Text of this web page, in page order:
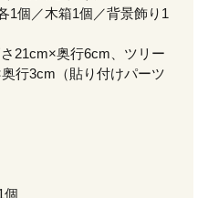
1個／木箱1個／背景飾り1
21cm×奥行6cm、ツリー
行3cm（貼り付けパーツ
個